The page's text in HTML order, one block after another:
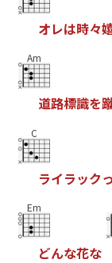
オレは時々
Am
道路標識を
C
ライラックっ
Em
どんな花な